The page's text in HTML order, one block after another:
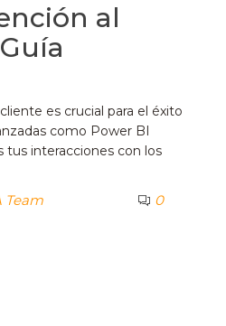
al
es crucial para el éxito
como Power BI
interacciones con los
Team 0